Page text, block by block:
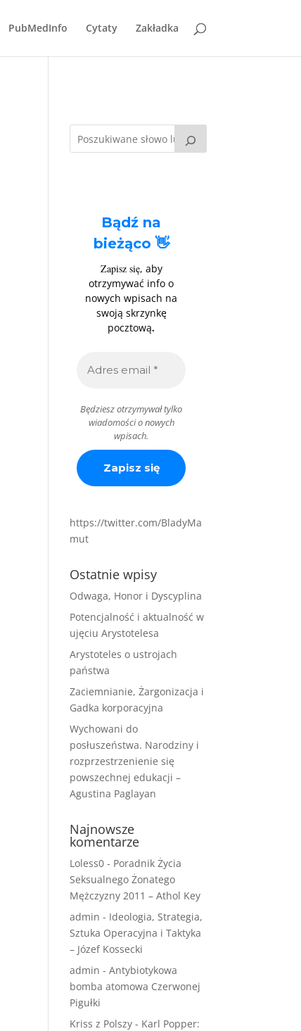
PubMedInfo Cytaty Zakładka
Bądź na
bieżąco 👋
Zapisz się, aby
otrzymywać info o
nowych wpisach na
swoją skrzynkę
pocztową.
Będziesz otrzymywał tylko
wiadomości o nowych
wpisach.
https://twitter.com/BladyMa
mut
Ostatnie wpisy
Odwaga, Honor i Dyscyplina
Potencjalność i aktualność w
ujęciu Arystotelesa
Arystoteles o ustrojach
państwa
Zaciemnianie, Żargonizacja i
Gadka korporacyjna
Wychowani do
posłuszeństwa. Narodziny i
rozprzestrzenienie się
powszechnej edukacji –
Agustina Paglayan
Najnowsze
komentarze
Loless0 - Poradnik Życia
Seksualnego Żonatego
Mężczyzny 2011 – Athol Key
admin - Ideologia, Strategia,
Sztuka Operacyjna i Taktyka
– Józef Kossecki
admin -Antybiotykowa
bomba atomowa Czerwonej
Pigułki
Kriss z Polszy - Karl Popper: